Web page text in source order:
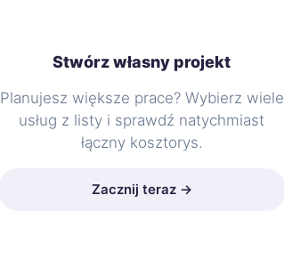
Stwórz własny projekt
Planujesz większe prace? Wybierz wiele
usług z listy i sprawdź natychmiast
łączny kosztorys.
Zacznij teraz →